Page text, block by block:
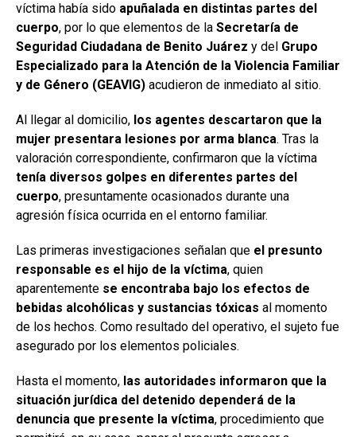
víctima había sido apuñalada en distintas partes del
cuerpo, por lo que elementos de la Secretaría de
Seguridad Ciudadana de Benito Juárez y del Grupo
Especializado para la Atención de la Violencia Familiar
y de Género (GEAVIG) acudieron de inmediato al sitio.
Al llegar al domicilio, los agentes descartaron que la
mujer presentara lesiones por arma blanca. Tras la
valoración correspondiente, confirmaron que la víctima
tenía diversos golpes en diferentes partes del
cuerpo, presuntamente ocasionados durante una
agresión física ocurrida en el entorno familiar.
Las primeras investigaciones señalan que el presunto
responsable es el hijo de la víctima, quien
aparentemente se encontraba bajo los efectos de
bebidas alcohólicas y sustancias tóxicas al momento
de los hechos. Como resultado del operativo, el sujeto fue
asegurado por los elementos policiales.
Hasta el momento, las autoridades informaron que la
situación jurídica del detenido dependerá de la
denuncia que presente la víctima, procedimiento que